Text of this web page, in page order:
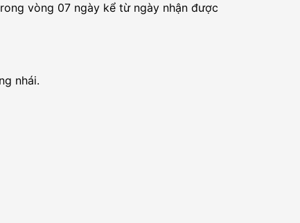
vòng 07 ngày kể từ ngày nhận được
nhái.